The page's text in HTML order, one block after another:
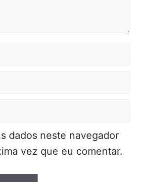
dados neste navegador
vez que eu comentar.